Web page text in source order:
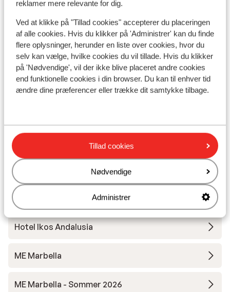
reklamer mere relevante for dig.
Ved at klikke på "Tillad cookies" accepterer du placeringen
af alle cookies. Hvis du klikker på 'Administrer' kan du finde
flere oplysninger, herunder en liste over cookies, hvor du
selv kan vælge, hvilke cookies du vil tillade. Hvis du klikker
på 'Nødvendige', vil der ikke blive placeret andre cookies
end funktionelle cookies i din browser. Du kan til enhver tid
ændre dine præferencer eller trække dit samtykke tilbage.
Tillad cookies
Nødvendige
Administrer
Se på kort
I området
Adskilt fra stranden af strandpromenaden
Ved stranden (sandstrand, liggestole (gratis) ,
Afstand til busstoppested ca. 230 meter
Andre overnatningssteder i Costa del
Sol
Hotel H10 Croma Malaga
Hotel Ikos Andalusia
ME Marbella
ME Marbella - Sommer 2026